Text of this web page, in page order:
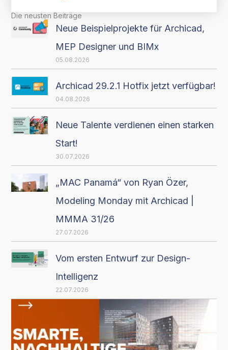
Die neusten Beiträge
Neue Beispielprojekte für Archicad,
MEP Designer und BIMx
05.08.2026
Archicad 29.2.1 Hotfix jetzt verfügbar!
04.08.2026
Neue Talente verdienen einen starken
Start!
30.07.2026
„MAC Panamá“ von Ryan Özer,
Modeling Monday mit Archicad |
MMMA 31/26
27.07.2026
Vom ersten Entwurf zur Design-
Intelligenz
22.07.2026